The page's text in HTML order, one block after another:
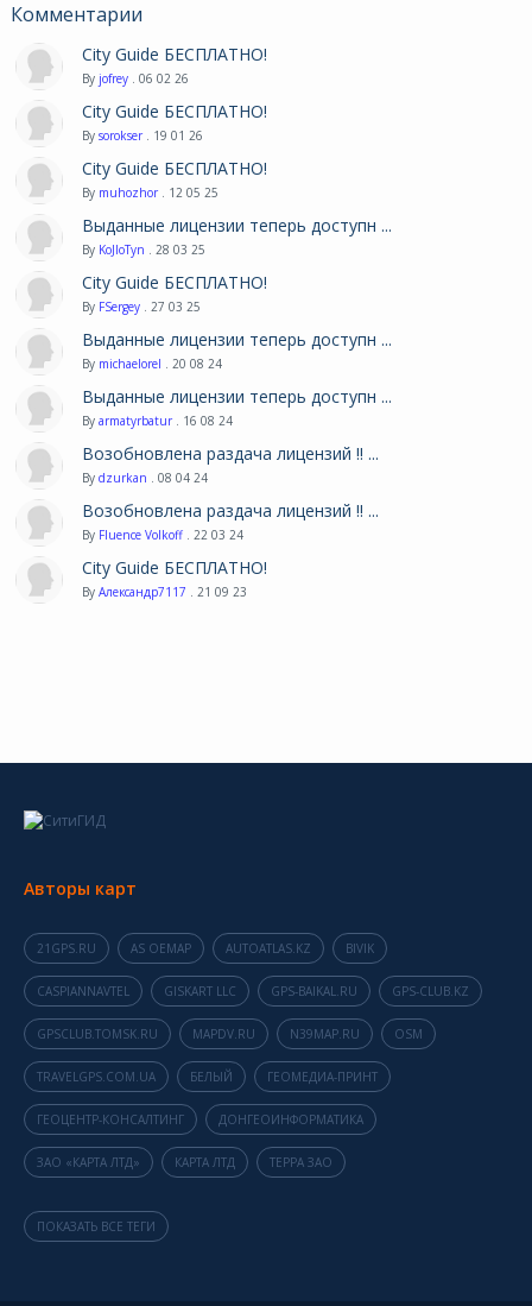
Комментарии
City Guide БЕСПЛАТНО!
By jofrey . 06 02 26
City Guide БЕСПЛАТНО!
By sorokser . 19 01 26
City Guide БЕСПЛАТНО!
By muhozhor . 12 05 25
Выданные лицензии теперь доступн ...
By KoJIoTyn . 28 03 25
City Guide БЕСПЛАТНО!
By FSergey . 27 03 25
Выданные лицензии теперь доступн ...
By michaelorel . 20 08 24
Выданные лицензии теперь доступн ...
By armatyrbatur . 16 08 24
Возобновлена раздача лицензий !! ...
By dzurkan . 08 04 24
Возобновлена раздача лицензий !! ...
By Fluence Volkoff . 22 03 24
City Guide БЕСПЛАТНО!
By Александр7117 . 21 09 23
Авторы карт
21GPS.RU AS OEMAP AUTOATLAS.KZ BIVIK
CASPIANNAVTEL GISKART LLC GPS-BAIKAL.RU GPS-CLUB.KZ
GPSCLUB.TOMSK.RU MAPDV.RU N39MAP.RU OSM
TRAVELGPS.COM.UA БЕЛЫЙ ГЕОМЕДИА-ПРИНТ
ГЕОЦЕНТР-КОНСАЛТИНГ ДОНГЕОИНФОРМАТИКА
ЗАО «КАРТА ЛТД» КАРТА ЛТД ТЕРРА ЗАО
ПОКАЗАТЬ ВСЕ ТЕГИ